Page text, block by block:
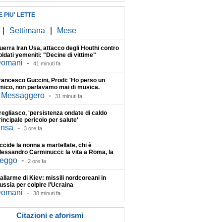
PIU' LETTE
Settimana Mese
Iran Usa, attacco degli Houthi contro
yemeniti: "Decine di vittime"
- 41 minuti fa
Guccini, Prodi: 'Ho perso un
non parlavamo mai di musica.
incontro poche settimane fa'
Messaggero - 31 minuti fa
'persistenza ondate di caldo
pericolo per salute'
- 3 ore fa
la nonna a martellate, chi è
Carminucci: la vita a Roma, la
in ingegneria e la tragedia che l'ha
- 2 ore fa
di Kiev: missili nordcoreani in
per colpire l'Ucraina
- 38 minuti fa
Citazioni e aforismi